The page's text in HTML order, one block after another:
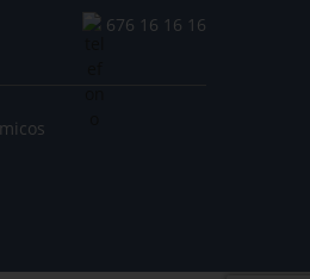
676 16 16 16